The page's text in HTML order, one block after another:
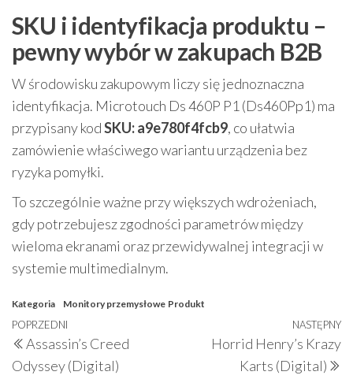
SKU i identyfikacja produktu –
pewny wybór w zakupach B2B
W środowisku zakupowym liczy się jednoznaczna
identyfikacja. Microtouch Ds 460P P1 (Ds460Pp1) ma
przypisany kodSKU: a9e780f4fcb9, co ułatwia
zamówienie właściwego wariantu urządzenia bez
ryzyka pomyłki.
To szczególnie ważne przy większych wdrożeniach,
gdy potrzebujesz zgodności parametrów między
wieloma ekranami oraz przewidywalnej integracji w
systemie multimedialnym.
Kategoria Monitory przemysłowe Produkt
Nawigacja
wpisu
Poprzedni
wpis
POPRZEDNI
Assassin’s Creed
Odyssey (Digital)
NASTĘPNY
Horrid Henry’s Krazy
Karts (Digital)